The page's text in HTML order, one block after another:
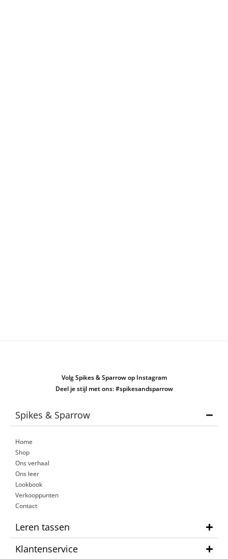
Volg Spikes & Sparrow op Instagram
Deel je stijl met ons: #spikesandsparrow
Spikes & Sparrow
Home
Shop
Ons verhaal
Ons leer
Lookbook
Verkooppunten
Contact
Leren tassen
Klantenservice